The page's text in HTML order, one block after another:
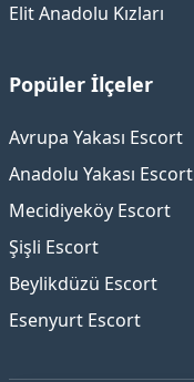
Elit Anadolu Kızları
Popüler İlçeler
Avrupa Yakası Escort
Anadolu Yakası Escort
Mecidiyeköy Escort
Şişli Escort
Beylikdüzü Escort
Esenyurt Escort